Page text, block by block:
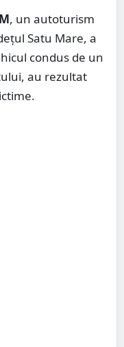
, un autoturism
Satu Mare, a
condus de un
au rezultat